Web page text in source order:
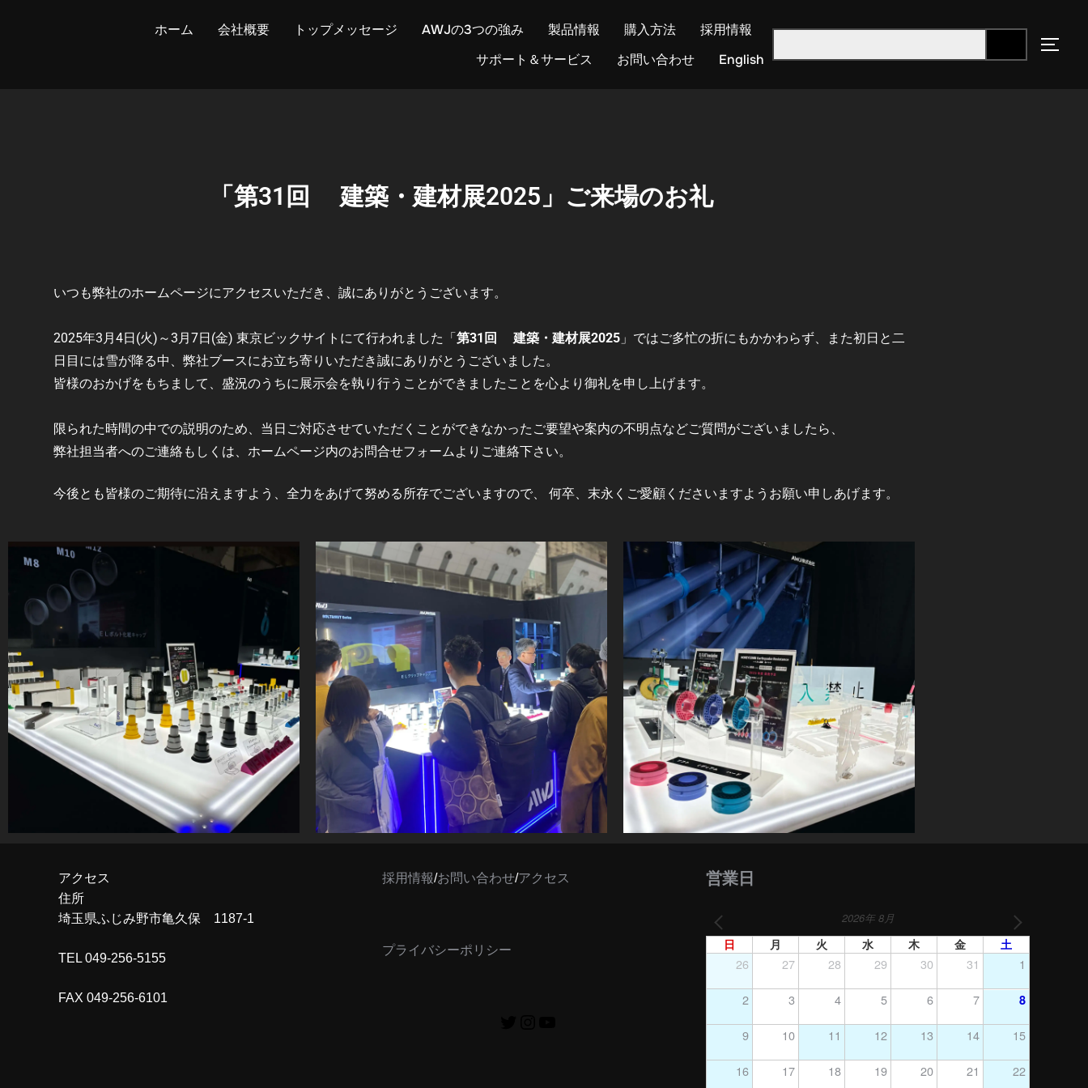
ホーム 会社概要 トップメッセージ AWJの3つの強み 製品情報 購入方法
採用情報
サポート＆サービス
お問い合わせ English
「第31回 建築・建材展2025」ご来場のお礼
いつも弊社のホームページにアクセスいただき、 誠にありがとうございます。
2025年3月4日(火)～3月7日(金) 東京ビックサイトにて行われました「 第31回 建築・建材展2025 」ではご多忙の折にもかかわらず、また初日と二
日目には雪が降る中、弊社ブースにお立ち寄りいただき誠にありがとうございました。
皆様のおかげをもちまして、盛況のうちに展示会を執り行うことができましたことを心より御礼を申し上げます。
限られた時間の中での説明のため、当日ご対応させていただくことができなかったご要望や案内の不明点などご質問がございましたら、
弊社担当者へのご連絡もしくは、ホームページ内のお問合せフォームよりご連絡下さい。
今後とも皆様のご期待に沿えますよう、全力をあげて努める所存でございますので、 何卒、末永くご愛顧くださいますようお願い申しあげます。
アクセス
住所
埼玉県ふじみ野市亀久保 1187-1
TEL 049-256-5155
FAX 049-256-6101
採用情報/お問い合わせ/アクセス
プライバシーポリシー
営業日
2026年 8月
日
月 火 水 木 金 土
26 27 28 29 30 31 1
2 3 4 5 6 7 8
9 10 11 12 13 14 15
16 17 18 19 20 21 22